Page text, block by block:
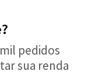
pedidos
sua renda